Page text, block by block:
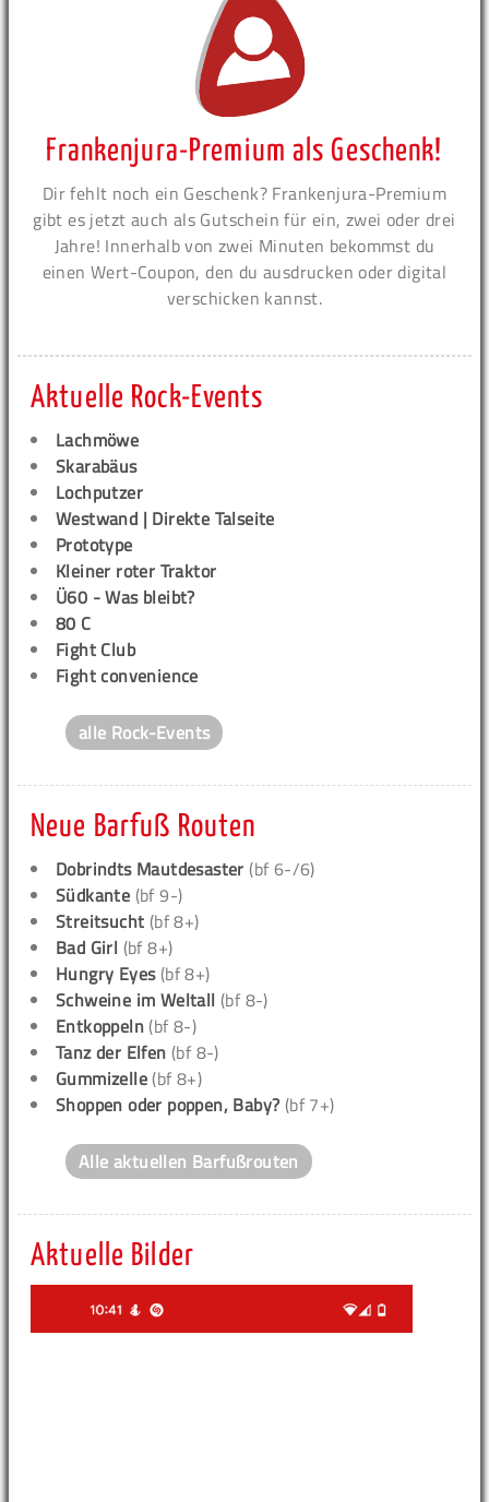
Frankenjura-Premium als Geschenk!
Dir fehlt noch ein Geschenk? Frankenjura-Premium
gibt es jetzt auch als Gutschein für ein, zwei oder drei
Jahre! Innerhalb von zwei Minuten bekommst du
einen Wert-Coupon, den du ausdrucken oder digital
verschicken kannst.
Aktuelle Rock-Events
Lachmöwe
Skarabäus
Lochputzer
Westwand | Direkte Talseite
Prototype
Kleiner roter Traktor
Ü60 - Was bleibt?
80 C
Fight Club
Fight convenience
alle Rock-Events
Neue Barfuß Routen
Dobrindts Mautdesaster (bf 6-/6)
Südkante (bf 9-)
Streitsucht (bf 8+)
Bad Girl (bf 8+)
Hungry Eyes(bf 8+)
Schweine im Weltall (bf 8-)
Entkoppeln (bf 8-)
Tanz der Elfen (bf 8-)
Gummizelle (bf 8+)
Shoppen oder poppen, Baby? (bf 7+)
Alle aktuellen Barfußrouten
Aktuelle Bilder